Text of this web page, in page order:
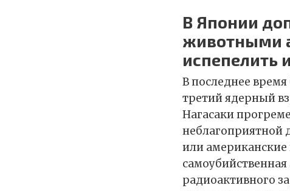
В Японии
животными
испепелить
В последнее
третий ядерный
Нагасаки
неблагоприятной
или американские
радиоактивного